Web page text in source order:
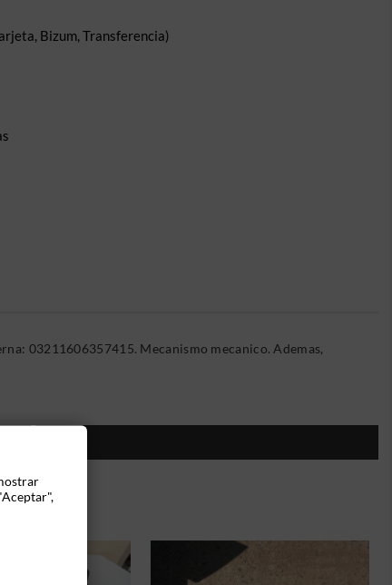
Bizum, Transferencia)
03211606357415. Mecanismo mecanico. Ademas,